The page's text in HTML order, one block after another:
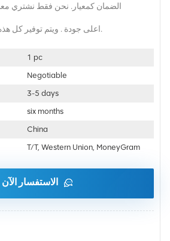
الضمان كمعيار. نحن فقط نشتري
اعلى جودة . ويتم توفير كل هذه بأفضل الأسعار الممكنة.
1 pc
Negotiable
3-5 days
six months
China
T/T, Western Union, MoneyGram
الاستفسار الآن